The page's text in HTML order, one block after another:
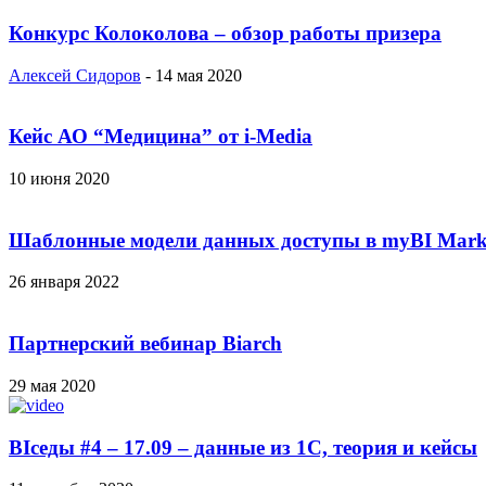
Конкурс Колоколова – обзор работы призера
Алексей Сидоров - 14 мая 2020
Кейс АО “Медицина” от i-Media
10 июня 2020
Шаблонные модели данных доступы в myBI
26 января 2022
Партнерский вебинар Biarch
29 мая 2020
BIседы #4 – 17.09 – данные из 1С, теория и кейсы